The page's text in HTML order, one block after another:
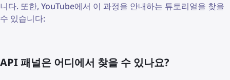
니다. 또한, YouTube에서 이 과정을 안내하는 튜토리얼을 찾을
수 있습니다:
API 패널은 어디에서 찾을 수 있나요?